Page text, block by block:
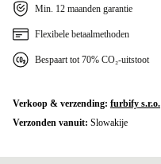
Min. 12 maanden garantie
Flexibele betaalmethoden
Bespaart tot 70% CO₂-uitstoot
Verkoop & verzending: furbify s.r.o.
Verzonden vanuit: Slowakije